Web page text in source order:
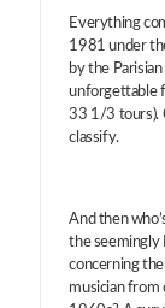
Everything
1981 under
by the
unforgettable
33 1/3 tours).
classify.
And then
the seemingly
concerning
musician from